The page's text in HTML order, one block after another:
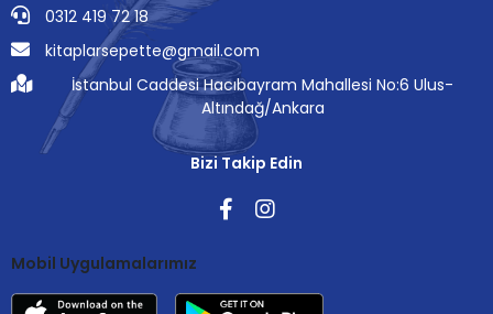
0312 419 72 18
kitaplarsepette@gmail.com
İstanbul Caddesi Hacıbayram Mahallesi No:6 Ulus-
Altındağ/Ankara
Bizi Takip Edin
Mobil Uygulamalarımız